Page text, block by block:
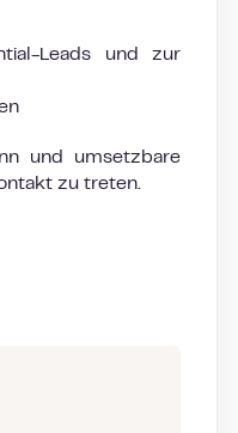
Leads und zur
und umsetzbare
zu treten.